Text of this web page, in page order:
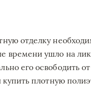
отделку
времени ушло на
его освободить
купить плотную